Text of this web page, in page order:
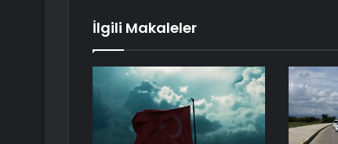
İlgili Makaleler